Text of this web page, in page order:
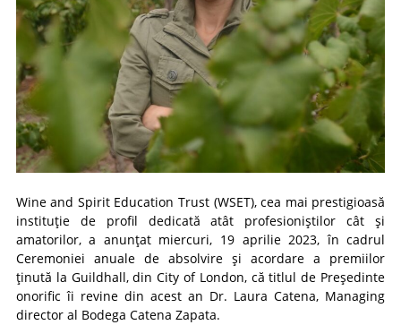
Wine and Spirit Education Trust (WSET), cea mai prestigioasă
instituție de profil dedicată atât profesioniștilor cât și
amatorilor, a anunțat miercuri, 19 aprilie 2023, în cadrul
Ceremoniei anuale de absolvire și acordare a premiilor
ținută la Guildhall, din City of London, că titlul de Președinte
onorific îi revine din acest an Dr. Laura Catena, Managing
director al Bodega Catena Zapata.